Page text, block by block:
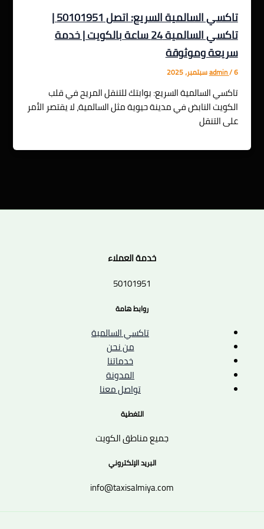
تاكسي السالمية السريع: اتصل 50101951 |
تاكسي السالمية 24 ساعة بالكويت | خدمة
سريعة وموثوقة
admin/6 سبتمبر، 2025
تاكسي السالمية السريع: بوابتك للتنقل المريح في قلب
الكويت النابض في مدينة حيوية مثل السالمية، لا يقتصر الأمر
على التنقل
خدمة العملاء
50101951
روابط هامة
تاكسي السالمية
من نحن
خدماتنا
المدونة
تواصل معنا
التغطية
جميع مناطق الكويت
البريد الإلكتروني
info@taxisalmiya.com